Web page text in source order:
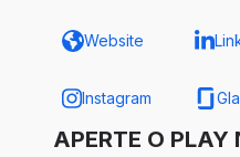
Website
Instagram
APERTE O PLAY